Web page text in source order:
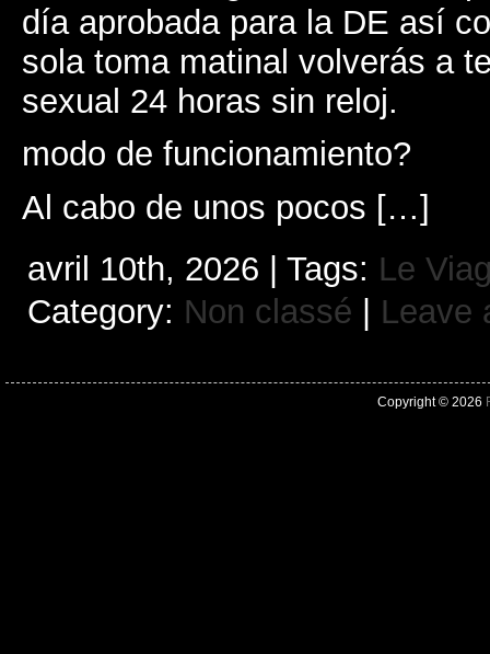
día aprobada para la DE así
sola toma matinal volverás a
sexual 24 horas sin reloj.
modo de funcionamiento?
Al cabo de unos pocos […]
avril 10th, 2026 | Tags: Le
Category: Non classé Leave
Copyright © 2026